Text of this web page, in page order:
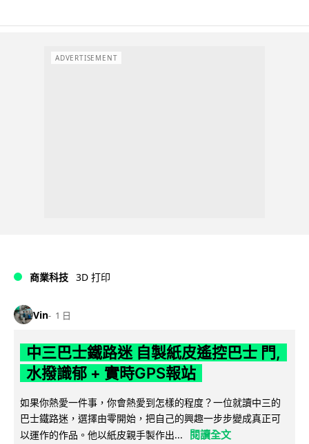
ADVERTISEMENT
商業科技 3D 打印
Vin 1 日
中三巴士鐵路迷 自製紙皮遙控巴士 門,
水撥識郁 + 實時GPS報站
如果你熱愛一件事，你會熱愛到怎樣的程度？一位就讀中三的
巴士鐵路迷，選擇由零開始，把自己的興趣一步步變成真正可
以運作的作品。他以紙皮親手製作出...
閱讀全文